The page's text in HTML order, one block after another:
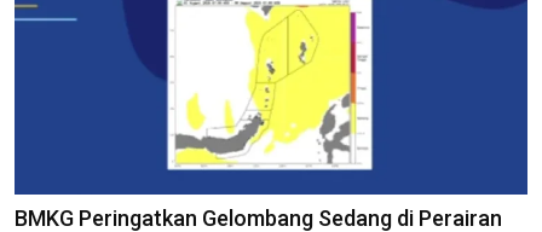
BMKG Peringatkan Gelombang Sedang di Perairan